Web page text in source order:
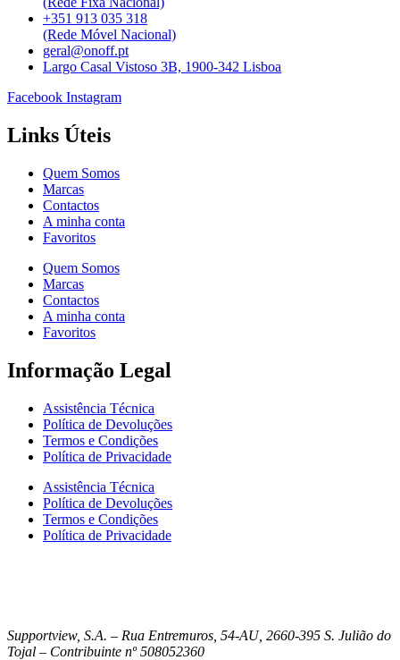
+351 913 035 318
(Rede Móvel Nacional)
geral@onoff.pt
Largo Casal Vistoso 3B, 1900-342 Lisboa
Facebook Instagram
Links Úteis
Quem Somos
Marcas
Contactos
A minha conta
Favoritos
Quem Somos
Marcas
Contactos
A minha conta
Favoritos
Informação Legal
Assistência Técnica
Política de Devoluções
Termos e Condições
Política de Privacidade
Assistência Técnica
Política de Devoluções
Termos e Condições
Política de Privacidade
Supportview, S.A. – Rua Entremuros, 54-AU, 2660-395 S. Julião do
Tojal – Contribuinte nº 508052360